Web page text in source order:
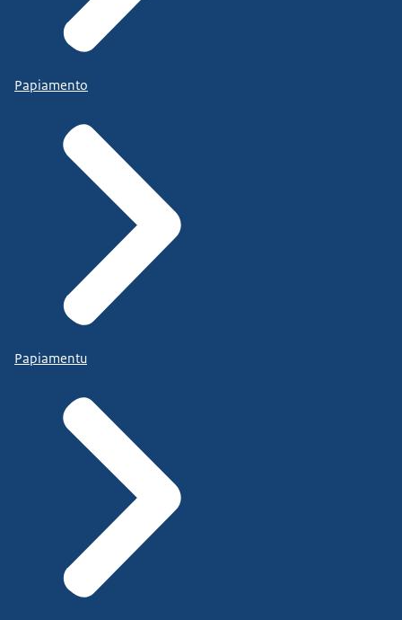
Papiamento
Papiamentu